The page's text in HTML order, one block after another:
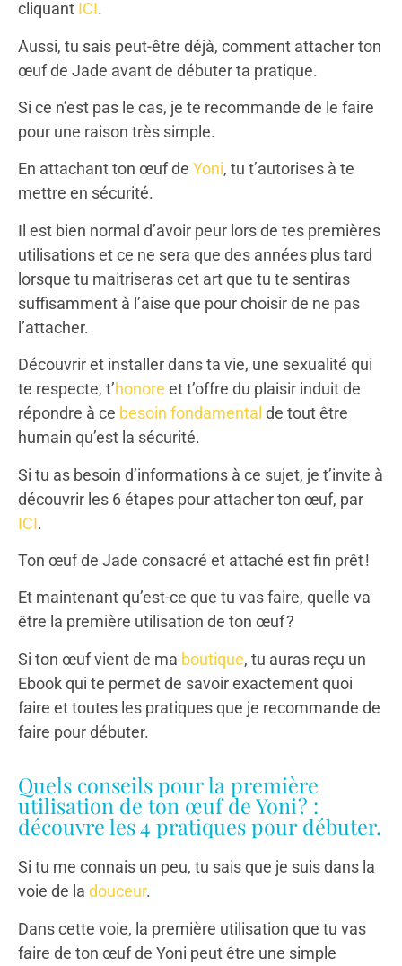
cliquant ICI.
Aussi, tu sais peut-être déjà, comment attacher ton
œuf de Jade avant de débuter ta pratique.
Si ce n’est pas le cas, je te recommande de le faire
pour une raison très simple.
En attachant ton œuf de Yoni, tu t’autorises à te
mettre en sécurité.
Il est bien normal d’avoir peur lors de tes premières
utilisations et ce ne sera que des années plus tard
lorsque tu maitriseras cet art que tu te sentiras
suffisamment à l’aise que pour choisir de ne pas
l’attacher.
Découvrir et installer dans ta vie, une sexualité qui
te respecte, t’honore et t’offre du plaisir induit de
répondre à ce besoin fondamental de tout être
humain qu’est la sécurité.
Si tu as besoin d’informations à ce sujet, je t’invite à
découvrir les 6 étapes pour attacher ton œuf, par
ICI.
Ton œuf de Jade consacré et attaché est fin prêt !
Et maintenant qu’est-ce que tu vas faire, quelle va
être la première utilisation de ton œuf ?
Si ton œuf vient de ma boutique, tu auras reçu un
Ebook qui te permet de savoir exactement quoi
faire et toutes les pratiques que je recommande de
faire pour débuter.
Quels conseils pour la première
utilisation de ton œuf de Yoni ? :
découvre les 4 pratiques pour débuter.
Si tu me connais un peu, tu sais que je suis dans la
voie de la douceur.
Dans cette voie, la première utilisation que tu vas
faire de ton œuf de Yoni peut être une simple